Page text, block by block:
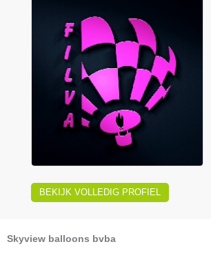
BEKIJK VOLLEDIG PROFIEL
Skyview balloons bvba